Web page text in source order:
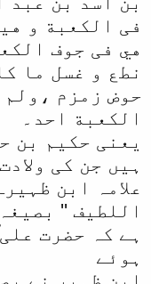
فی الکعبة و
هي فی جوف
نطع و غسل ما
حوض زمزم ،ولم
الکعبة احد۔
یعنی حکیم بن
ہیں جن کی
علامہ ابن
اللطیف ''
ہے کہ حضرت
ہوئے